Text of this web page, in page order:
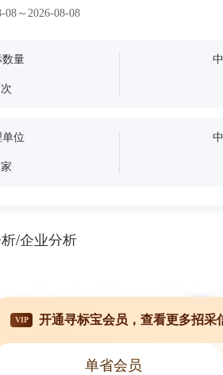
08～2026-08-08
量
次
位
家
/企业分析
VIP 开通寻标宝会员，查看更多招采
单省会员